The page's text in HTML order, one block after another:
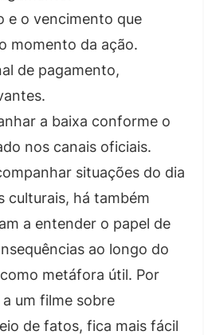
e o vencimento que
momento da ação.
de pagamento,
a baixa conforme o
nos canais oficiais.
situações do dia
culturais, há também
a entender o papel de
ao longo do
metáfora útil. Por
um filme sobre
de fatos, fica mais fácil